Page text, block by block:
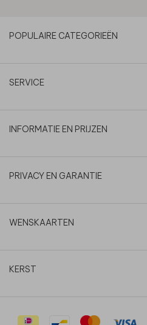
POPULAIRE CATEGORIEËN
SERVICE
INFORMATIE EN PRIJZEN
PRIVACY EN GARANTIE
WENSKAARTEN
KERST